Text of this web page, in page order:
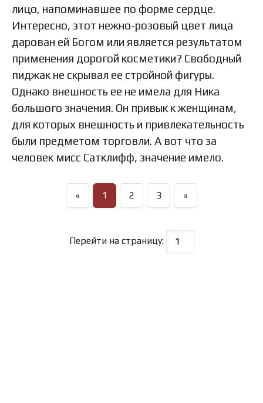
лицо, напоминавшее по форме сердце.
Интересно, этот нежно-розовый цвет лица
дарован ей Богом или является результатом
применения дорогой косметики? Свободный
пиджак не скрывал ее стройной фигуры.
Однако внешность ее не имела для Ника
большого значения. Он привык к женщинам,
для которых внешность и привлекательность
были предметом торговли. А вот что за
человек мисс Сатклифф, значение имело.
« 1 2 3 »
Перейти на страницу: